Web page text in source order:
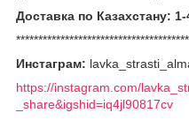
Доставка по Казахстану:
Инстаграм:
https://instagram.com/
_share&igshid=iq4jl90817cv